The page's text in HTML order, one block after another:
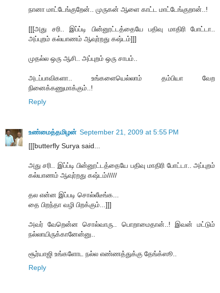
நானா மாட்டேங்குறேன்.. முருகன் ஆளை காட்ட மாட்டேங்குறான்..!
[[[அது சரி.. இப்ப்டி பின்னூட்டத்தையே பதிவு மாதிரி போட்டா..
அப்புறம் கல்யாணம் ஆவுர்றது கஷ்டம்]]]
முதல்ல ஒரு ஆசி.. அப்புறம் ஒரு சாபம்..
அடப்பாவிகளா.. உங்களையெல்லாம் தம்பியா வேற
நினைக்கணுமாக்கும்..!
Reply
உண்மைத்தமிழன் September 21, 2009 at 5:55 PM
[[[butterfly Surya said...
அது சரி.. இப்ப்டி பின்னூட்டத்தையே பதிவு மாதிரி போட்டா.. அப்புறம்
கல்யாணம் ஆவுர்றது கஷ்டம்/////
தல என்ன இப்படி சொல்லீடீங்க...
தை பிறந்தா வழி பிறக்கும்...]]]
அவர் வேறென்ன சொல்வாரு.. பொறாமைதான்..! இவன் மட்டும்
நல்லாயிருக்கானேன்னு..
சூர்யாஜி உங்களோட நல்ல எண்ணத்துக்கு தேங்க்ஸூ..
Reply